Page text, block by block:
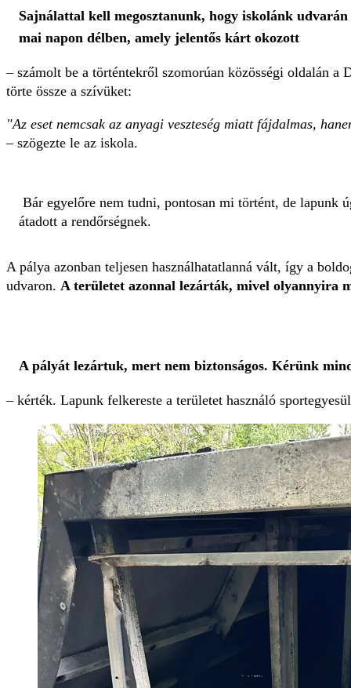
Sajnálattal kell megosztanunk, hogy iskolánk
mai napon délben, amely jelentős kárt okozott
– számolt be a történtekről szomorúan közösségi oldalán
törte össze a szívüket:
"Az eset nemcsak az anyagi veszteség miatt fájdalmas,
–szögezte le az iskola.
Bár egyelőre nem tudni, pontosan mi történt, de lapunk
átadott a rendőrségnek.
A pálya azonban teljesen használhatatlanná vált, így a
udvaron. A területet azonnal lezárták, mivel olyannyira
A pályát lezártuk, mert nem biztonságos. Kérünk
– kérték. Lapunk felkereste a területet használó